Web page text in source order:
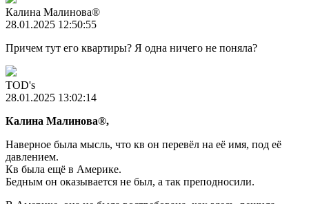
Калина Малиновa®
28.01.2025 12:50:55
Причем тут его квартиры? Я одна ничего не поняла?
TOD's
28.01.2025 13:02:14
Калина Малиновa®,
Наверное была мысль, что кв он перевёл на её имя, под её
давлением.
Кв была ещё в Америке.
Бедным он оказывается не был, а так преподносили.